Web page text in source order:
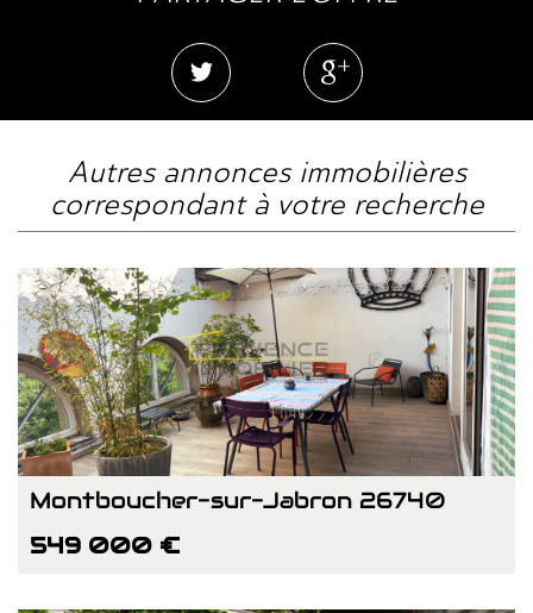
autres annonces immobilières
correspondant à votre recherche
Montboucher-sur-Jabron 26740
549 000 €